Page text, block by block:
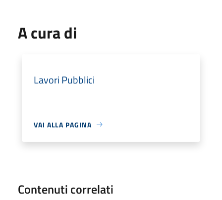
A cura di
Lavori Pubblici
VAI ALLA PAGINA
Contenuti correlati